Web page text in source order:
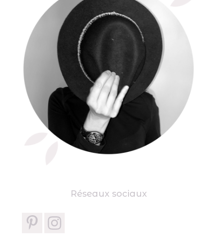
Réseaux sociaux